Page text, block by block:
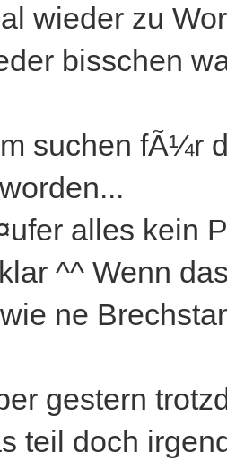
wieder zu
bisschen
suchen fÃ¼r
alles kein
^^ Wenn
ne
gestern
teil doch